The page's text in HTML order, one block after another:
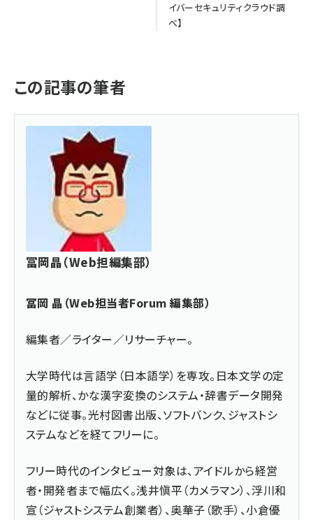
イバーセキュリティクラウド調
べ】
この記事の筆者
冨岡晶（Web担編集部）
冨岡 晶（Web担当者Forum 編集部）
編集者／ライター／リサーチャー。
大学時代は言語学（日本語学）を専攻。日本文学の定
量的解析、かな漢字変換のシステム・辞書データ開発
などに従事。光村図書出版、ソフトバンク、ジャストシ
ステムなどを経てフリーに。
フリー時代のインタビュー対象は、アイドルから経営
者・開発者まで幅広く。浅井愼平（カメラマン）、浮川和
宣（ジャストシステム創業者）、奥華子（歌手）、小倉優